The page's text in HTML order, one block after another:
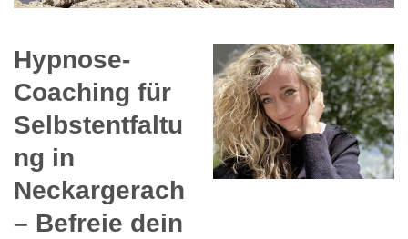
Hypnose-
Coaching für
Selbstentfaltu
ng in
Neckargerach
– Befreie dein